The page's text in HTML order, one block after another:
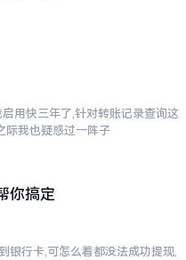
用快三年了,针对转账记录查询这
际我也疑惑过一阵子
你搞定
银行卡,可怎么着都没法成功提现,